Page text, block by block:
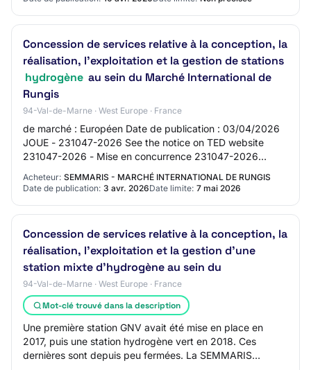
Concession de services relative à la conception, la
réalisation, l’exploitation et la gestion de stations
hydrogène au sein du Marché International de
Rungis
94-Val-de-Marne · West Europe · France
de marché : Européen Date de publication : 03/04/2026
JOUE - 231047-2026 See the notice on TED website
231047-2026 - Mise en concurrence 231047-2026
231047-2026 - Mise en concurrence France – Service…
Acheteur: SEMMARIS - MARCHÉ INTERNATIONAL DE RUNGIS
Date de publication: 3 avr. 2026Date limite: 7 mai 2026
Concession de services relative à la conception, la
réalisation, l'exploitation et la gestion d'une
station mixte d'hydrogène au sein du
94-Val-de-Marne · West Europe · France
Mot-clé trouvé dans la description
Une première station GNV avait été mise en place en
2017, puis une station hydrogène vert en 2018. Ces
dernières sont depuis peu fermées. La SEMMARIS